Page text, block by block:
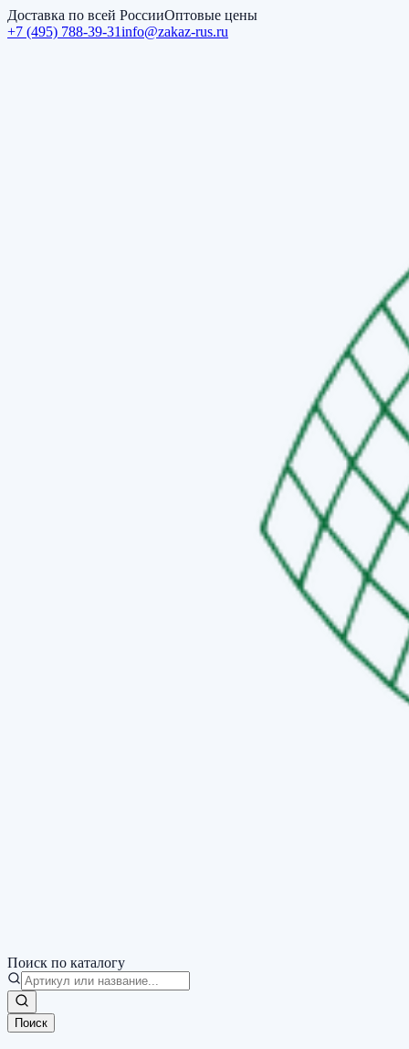
Доставка по всей РоссииОптовые цены
+7 (495) 788-39-31info@zakaz-rus.ru
Поиск по каталогу
Поиск